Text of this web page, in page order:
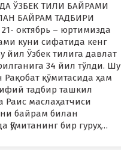
ЎЗБЕК ТИЛИ БАЙРАМИ
БАЙРАМ ТАДБИРИ
октябрь – юртимизда
куни сифатида кенг
Ўзбек тилига давлат
34 йил тўлди. Шу
Рақобат қўмитасида ҳам
тадбир ташкил
Раис маслаҳатчиси
байрам билан
Қўмитанинг бир гуруҳ…